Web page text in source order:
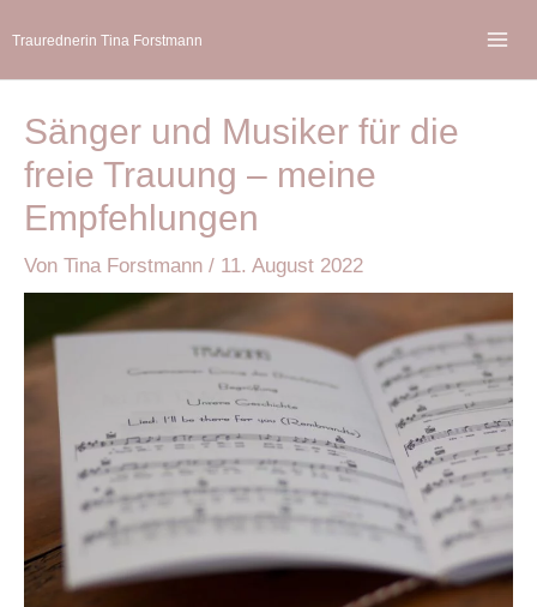
Traurednerin Tina Forstmann
Sänger und Musiker für die
freie Trauung – meine
Empfehlungen
Von Tina Forstmann / 11. August 2022